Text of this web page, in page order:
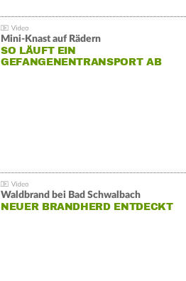
Mini-Knast auf Rädern
SO LÄUFT EIN
GEFANGENENTRANSPORT AB
Waldbrand bei Bad Schwalbach
NEUER BRANDHERD ENTDECKT